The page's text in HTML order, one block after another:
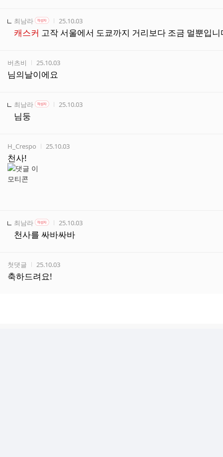
작성자
최남라작성자 본인 여부
작성자 작성시간
25.10.03
캐스커 고작 서울에서 도쿄까지 거리보다 조금 멀뿐입니
작성자
버츠비 작성시간
25.10.03
님의날이에요
작성자
최남라작성자 본인 여부
작성자 작성시간
25.10.03
님둥
작성자
H_Crespo 작성시간
25.10.03
천사!
작성자
최남라작성자 본인 여부
작성자 작성시간
25.10.03
천사를 싸바싸바
작성자
첫댓글 작성시간
25.10.03
축하드려요!